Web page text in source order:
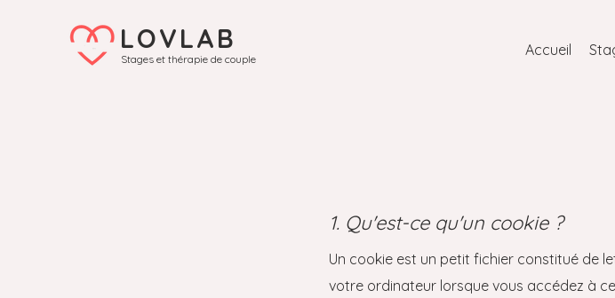
LOVLAB
Stages et thérapie de couple
Accueil
1. Qu'est-ce qu'un cookie ?
Un cookie est un petit fichier constitué de
votre ordinateur lorsque vous accédez à